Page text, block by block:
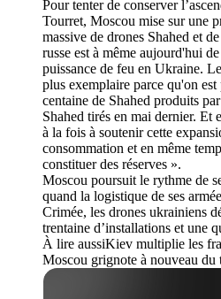
Pour tenter de conserver
Tourret, Moscou mise sur une
massive de drones Shahed et
russe est à même aujourd'hui
puissance de feu en Ukraine.
plus exemplaire parce qu'on est
centaine de Shahed produits
Shahed tirés en mai dernier. Et
à la fois à soutenir cette
consommation et en même
constituer des réserves ».
Moscou poursuit le rythme de
quand la logistique de ses
Crimée, les drones ukrainiens
trentaine d’installations et une
À lire aussiKiev multiplie les
Moscou grignote à nouveau du